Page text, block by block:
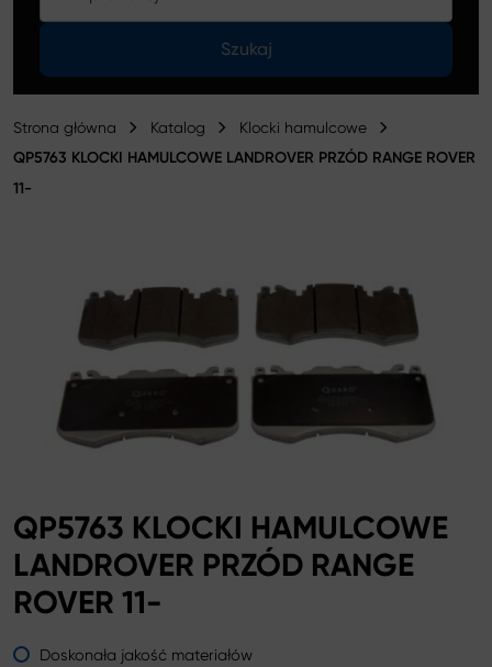
Szukaj
Strona główna Katalog Klocki hamulcowe
QP5763 KLOCKI HAMULCOWE LANDROVER PRZÓD RANGE ROVER
11-
QP5763 KLOCKI HAMULCOWE
LANDROVER PRZÓD RANGE
ROVER 11-
Doskonała jakość materiałów